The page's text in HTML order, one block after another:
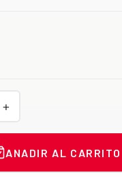
+
ANADIR AL CARRITO